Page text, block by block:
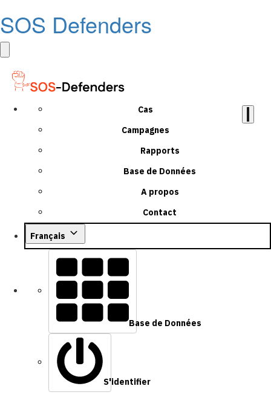
SOS Defenders
Cas
Campagnes
Rapports
Base de Données
A propos
Contact
Français
Base de Données
S'identifier